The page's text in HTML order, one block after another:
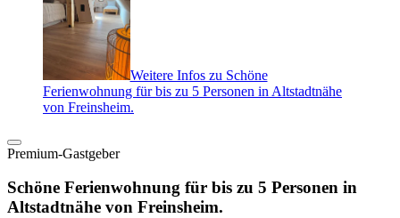
Weitere Infos zu Schöne
Ferienwohnung für bis zu 5 Personen in Altstadtnähe
von Freinsheim.
Premium-Gastgeber
Schöne Ferienwohnung für bis zu 5 Personen in
Altstadtnähe von Freinsheim.